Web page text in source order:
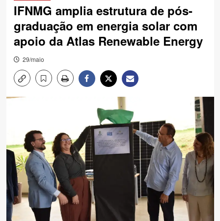
IFNMG amplia estrutura de pós-
graduação em energia solar com
apoio da Atlas Renewable Energy
29/maio